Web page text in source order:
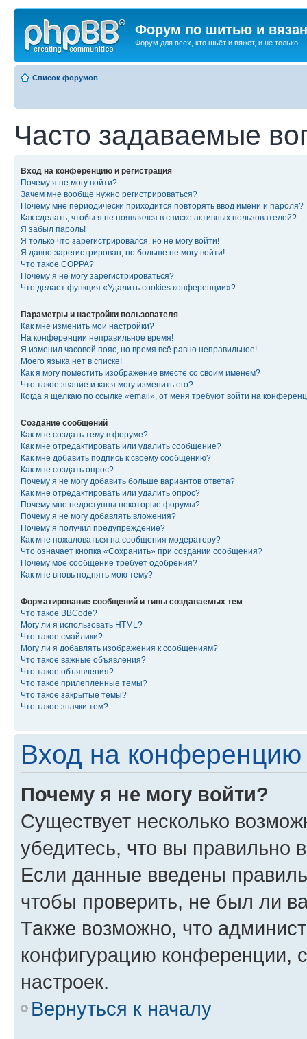
Форум по шитью и
Форум для всех, кто шьёт и вяжет, и не только
Список форумов
Часто задаваемые
Вход на конференцию и регистрация
Почему я не могу войти?
Зачем мне вообще нужно регистрироваться?
Почему мне периодически приходится повторять ввод имени и пароля?
Как сделать, чтобы я не появлялся в списке активных пользователей?
Я забыл пароль!
Я только что зарегистрировался, но не могу войти!
Я давно зарегистрирован, но больше не могу войти!
Что такое COPPA?
Почему я не могу зарегистрироваться?
Что делает функция «Удалить cookies конференции»?
Параметры и настройки пользователя
Как мне изменить мои настройки?
На конференции неправильное время!
Я изменил часовой пояс, но время всё равно неправильное!
Моего языка нет в списке!
Как я могу поместить изображение вместе со своим именем?
Что такое звание и как я могу изменить его?
Когда я щёлкаю по ссылке «email», от меня требуют войти на
Создание сообщений
Как мне создать тему в форуме?
Как мне отредактировать или удалить сообщение?
Как мне добавить подпись к своему сообщению?
Как мне создать опрос?
Почему я не могу добавить больше вариантов ответа?
Как мне отредактировать или удалить опрос?
Почему мне недоступны некоторые форумы?
Почему я не могу добавлять вложения?
Почему я получил предупреждение?
Как мне пожаловаться на сообщения модератору?
Что означает кнопка «Сохранить» при создании сообщения?
Почему моё сообщение требует одобрения?
Как мне вновь поднять мою тему?
Форматирование сообщений и типы создаваемых тем
Что такое BBCode?
Могу ли я использовать HTML?
Что такое смайлики?
Могу ли я добавлять изображения к сообщениям?
Что такое важные объявления?
Что такое объявления?
Что такое прилепленные темы?
Что такое закрытые темы?
Что такое значки тем?
Вход на конференцию
Почему я не могу войти?
Существует несколько
убедитесь, что вы правильно
Если данные введены
чтобы проверить, не был ли
Также возможно, что
конфигурацию конференции,
настроек.
Вернуться к началу